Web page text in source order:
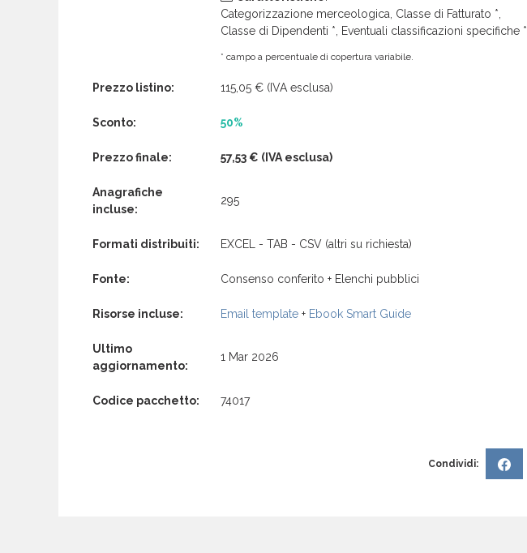
Categorizzazione merceologica, Classe di Fatturato *,
Classe di Dipendenti *, Eventuali classificazioni specifiche *
* campo a percentuale di copertura variabile.
Prezzo listino: 115,05 € (IVA esclusa)
Sconto: 50%
Prezzo finale: 57,53 € (IVA esclusa)
Anagrafiche
incluse:
295
Formati distribuiti: EXCEL - TAB - CSV (altri su richiesta)
Fonte: Consenso conferito + Elenchi pubblici
Risorse incluse: Email template + Ebook Smart Guide
Ultimo
aggiornamento:
1 Mar 2026
Codice pacchetto: 74017
Condividi: